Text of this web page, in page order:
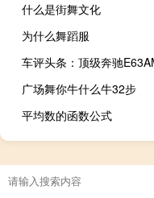
什么是街舞文化
为什么舞蹈服
广场舞你牛什么牛32步
平均数的函数公式